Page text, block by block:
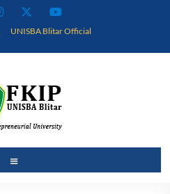
UNISBA Blitar Official
Menu